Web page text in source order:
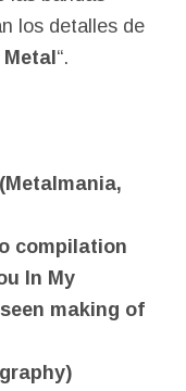
los detalles de
“.
compilation
In My
making of